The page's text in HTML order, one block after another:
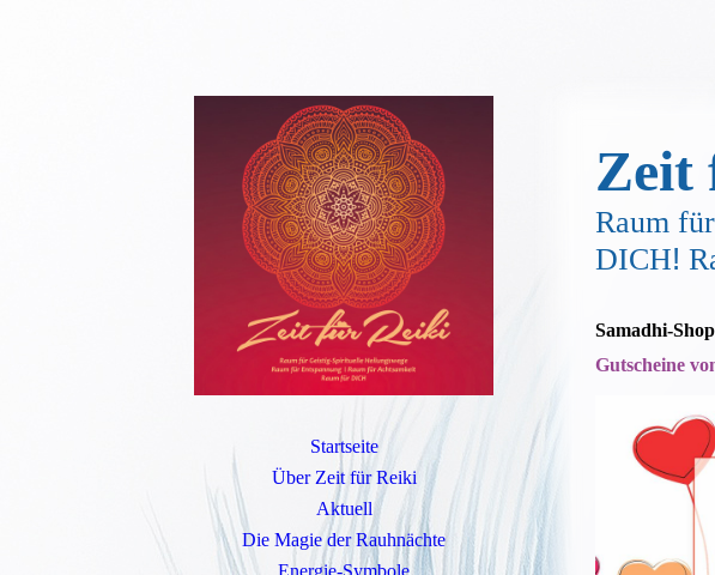
Startseite
Über Zeit für Reiki
Aktuell
Die Magie der Rauhnächte
Energie-Symbole
Zeit
Raum
DICH!
Samadhi-Shop
Gutscheine